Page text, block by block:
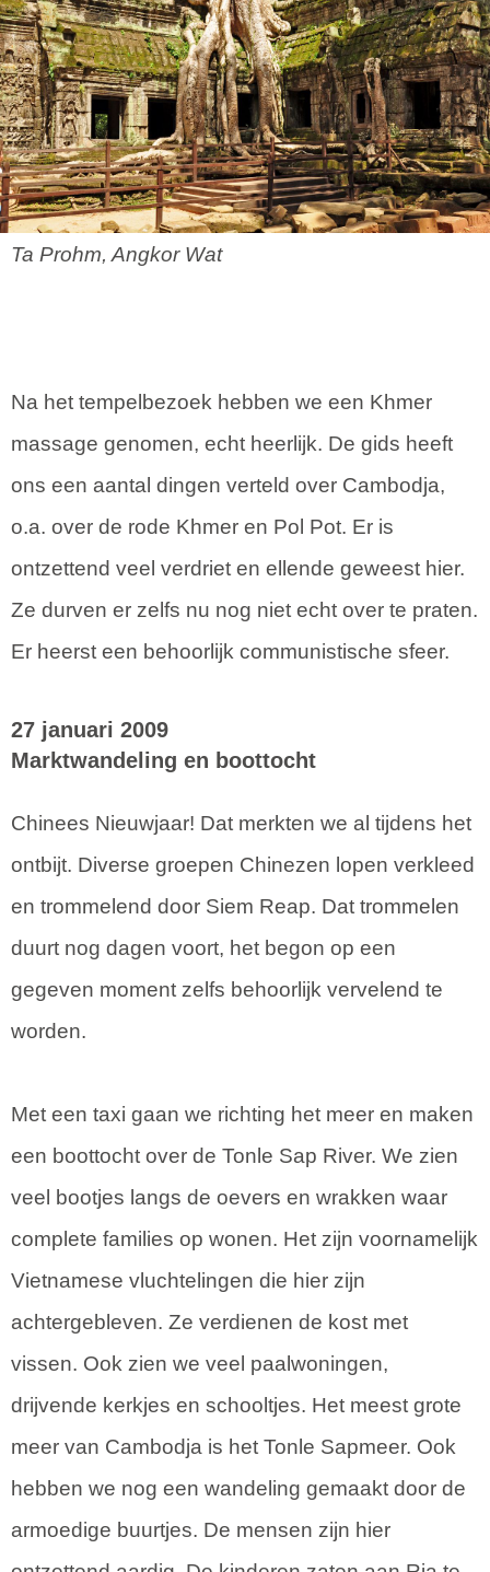
Ta Prohm, Angkor Wat
Na het tempelbezoek hebben we een Khmer
massage genomen, echt heerlijk. De gids heeft
ons een aantal dingen verteld over Cambodja,
o.a. over de rode Khmer en Pol Pot. Er is
ontzettend veel verdriet en ellende geweest hier.
Ze durven er zelfs nu nog niet echt over te praten.
Er heerst een behoorlijk communistische sfeer.
27 januari 2009
Marktwandeling en boottocht
Chinees Nieuwjaar! Dat merkten we al tijdens het
ontbijt. Diverse groepen Chinezen lopen verkleed
en trommelend door Siem Reap. Dat trommelen
duurt nog dagen voort, het begon op een
gegeven moment zelfs behoorlijk vervelend te
worden.
Met een taxi gaan we richting het meer en maken
een boottocht over de Tonle Sap River. We zien
veel bootjes langs de oevers en wrakken waar
complete families op wonen. Het zijn voornamelijk
Vietnamese vluchtelingen die hier zijn
achtergebleven. Ze verdienen de kost met
vissen. Ook zien we veel paalwoningen,
drijvende kerkjes en schooltjes. Het meest grote
meer van Cambodja is het Tonle Sapmeer. Ook
hebben we nog een wandeling gemaakt door de
armoedige buurtjes. De mensen zijn hier